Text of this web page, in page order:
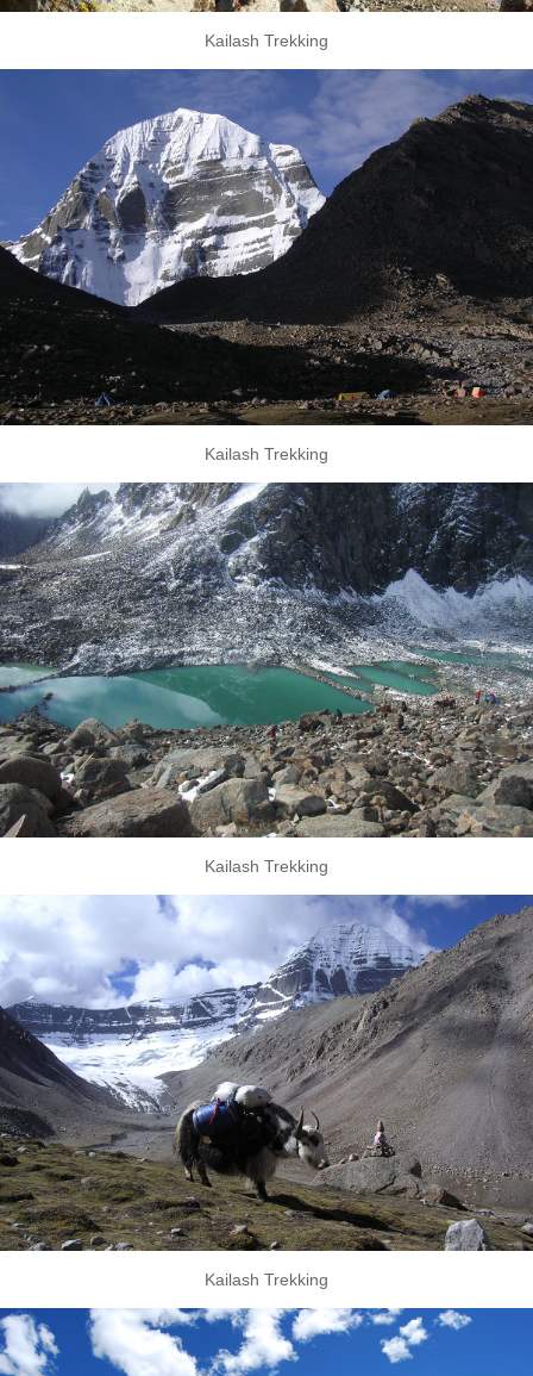
Kailash Trekking
Kailash Trekking
Kailash Trekking
Kailash Trekking